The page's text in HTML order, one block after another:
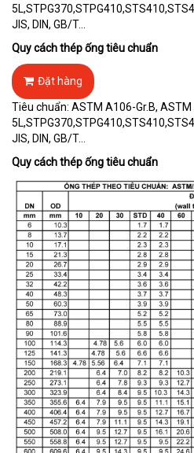
JIS, DIN, GB/T…
Quy cách thép ống tiêu chuẩn
Đặt hàng
Tiêu chuẩn: ASTM A106-Gr.B, ASTM
JIS, DIN, GB/T…
Quy cách thép ống tiêu chuẩn